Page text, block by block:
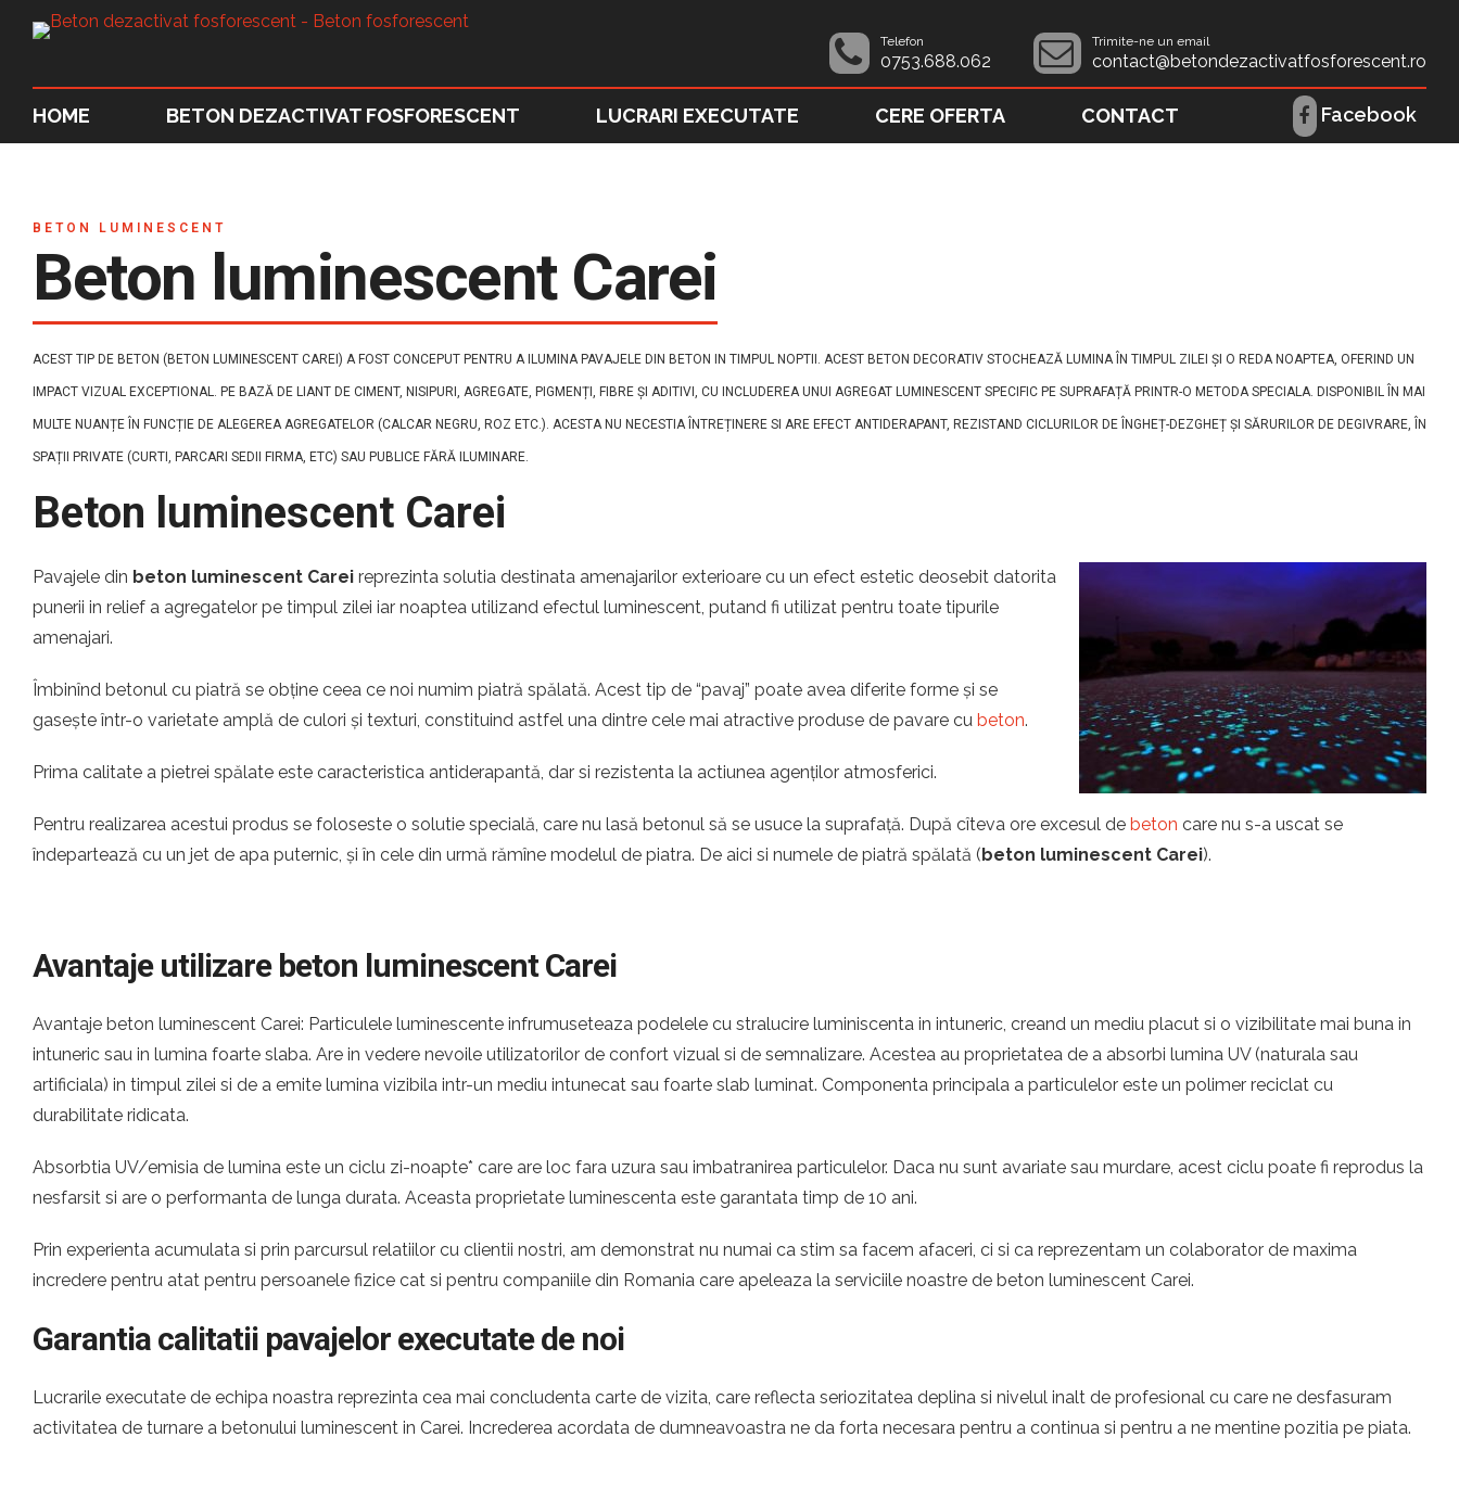
Telefon
0753.688.062
Trimite-ne un email
contact@betondezactivatfosforescent.ro
Facebook
HOME BETON DEZACTIVAT FOSFORESCENT LUCRARI EXECUTATE CERE OFERTA CONTACT
BETON LUMINESCENT
Beton luminescent Carei
ACEST TIP DE BETON (BETON LUMINESCENT CAREI) A FOST CONCEPUT PENTRU A ILUMINA PAVAJELE DIN BETON IN TIMPUL NOPTII. ACEST BETON DECORATIV STOCHEAZĂ LUMINA ÎN TIMPUL ZILEI ȘI O REDA NOAPTEA, OFERIND UN
IMPACT VIZUAL EXCEPTIONAL. PE BAZĂ DE LIANT DE CIMENT, NISIPURI, AGREGATE, PIGMENȚI, FIBRE ȘI ADITIVI, CU INCLUDEREA UNUI AGREGAT LUMINESCENT SPECIFIC PE SUPRAFAȚĂ PRINTR-O METODA SPECIALA. DISPONIBIL ÎN MAI
MULTE NUANȚE ÎN FUNCȚIE DE ALEGEREA AGREGATELOR (CALCAR NEGRU, ROZ ETC.). ACESTA NU NECESTIA ÎNTREȚINERE SI ARE EFECT ANTIDERAPANT, REZISTAND CICLURILOR DE ÎNGHEȚ-DEZGHEȚ ȘI SĂRURILOR DE DEGIVRARE, ÎN
SPAȚII PRIVATE (CURTI, PARCARI SEDII FIRMA, ETC) SAU PUBLICE FĂRĂ ILUMINARE.
Beton luminescent Carei
Pavajele din beton luminescent Carei reprezinta solutia destinata amenajarilor exterioare cu un efect estetic deosebit datorita
punerii in relief a agregatelor pe timpul zilei iar noaptea utilizand efectul luminescent, putand fi utilizat pentru toate tipurile
amenajari.
Îmbinînd betonul cu piatră se obține ceea ce noi numim piatră spălată. Acest tip de “pavaj” poate avea diferite forme și se
gasește într-o varietate amplă de culori și texturi, constituind astfel una dintre cele mai atractive produse de pavare cu beton.
Prima calitate a pietrei spălate este caracteristica antiderapantă, dar si rezistenta la actiunea agenților atmosferici.
Pentru realizarea acestui produs se foloseste o solutie specială, care nu lasă betonul să se usuce la suprafață. După cîteva ore excesul de beton care nu s-a uscat se
îndepartează cu un jet de apa puternic, și în cele din urmă rămîne modelul de piatra. De aici si numele de piatră spălată (beton luminescent Carei).
Avantaje utilizare beton luminescent Carei
Avantaje beton luminescent Carei: Particulele luminescente infrumuseteaza podelele cu stralucire luminiscenta in intuneric, creand un mediu placut si o vizibilitate mai buna in
intuneric sau in lumina foarte slaba. Are in vedere nevoile utilizatorilor de confort vizual si de semnalizare. Acestea au proprietatea de a absorbi lumina UV (naturala sau
artificiala) in timpul zilei si de a emite lumina vizibila intr-un mediu intunecat sau foarte slab luminat. Componenta principala a particulelor este un polimer reciclat cu
durabilitate ridicata.
Absorbtia UV/emisia de lumina este un ciclu zi-noapte* care are loc fara uzura sau imbatranirea particulelor. Daca nu sunt avariate sau murdare, acest ciclu poate fi reprodus la
nesfarsit si are o performanta de lunga durata. Aceasta proprietate luminescenta este garantata timp de 10 ani.
Prin experienta acumulata si prin parcursul relatiilor cu clientii nostri, am demonstrat nu numai ca stim sa facem afaceri, ci si ca reprezentam un colaborator de maxima
incredere pentru atat pentru persoanele fizice cat si pentru companiile din Romania care apeleaza la serviciile noastre de beton luminescent Carei.
Garantia calitatii pavajelor executate de noi
Lucrarile executate de echipa noastra reprezinta cea mai concludenta carte de vizita, care reflecta seriozitatea deplina si nivelul inalt de profesional cu care ne desfasuram
activitatea de turnare a betonului luminescent in Carei. Increderea acordata de dumneavoastra ne da forta necesara pentru a continua si pentru a ne mentine pozitia pe piata.